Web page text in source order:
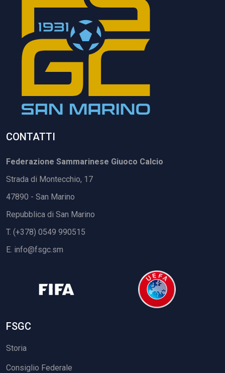
CONTATTI
Federazione Sammarinese Giuoco Calcio
Strada di Montecchio, 17
47890 - San Marino
Repubblica di San Marino
T. (+378) 0549 990515
E. info@fsgc.sm
FSGC
Storia
Consiglio Federale